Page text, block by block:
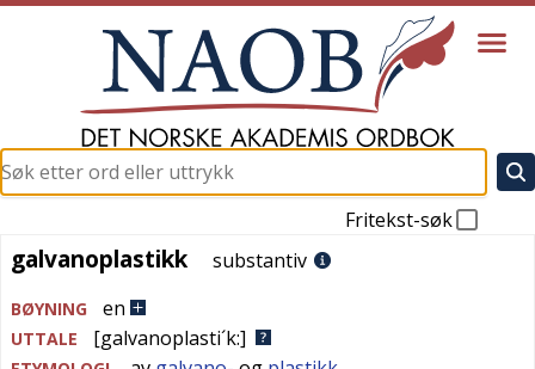
Fritekst-søk
galvanoplastikk
galvanoplastikk substantiv
BØYNING en
UTTALE [galvanoplasti´k:]